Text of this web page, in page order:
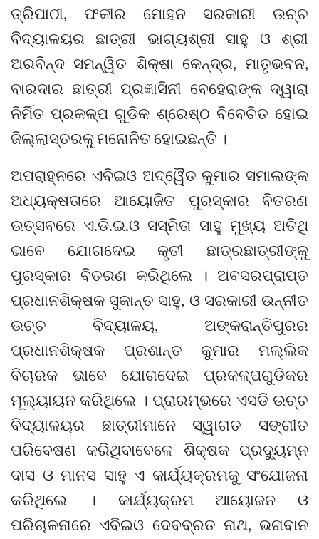
ତ୍ରିପାଠୀ, ଫକୀର ମୋହନ ସରକାରୀ ଉଚ୍ଚ
ବିଦ୍ୟାଳୟର ଛାତ୍ରୀ ଭାଗ୍ୟଶ୍ରୀ ସାହୁ ଓ ଶ୍ରୀ
ଅରବିନ୍ଦ ସମନ୍ୱିତ ଶିକ୍ଷା କେନ୍ଦ୍ର, ମାତୃଭବନ,
ବାରଦାର ଛାତ୍ରୀ ପ୍ରଜ୍ଞାସିନୀ ବେହେରାଙ୍କ ଦ୍ୱାରା
ନିର୍ମିତ ପ୍ରକଳ୍ପ ଗୁଡିକ ଶ୍ରେଷ୍ଠ ବିବେଚିତ ହୋଇ
ଜିଲ୍ଲାସ୍ତରକୁ ମନୋନିତ ହୋଇଛନ୍ତି ।
ଅପରାହ୍ନରେ ଏବିଇଓ ଅଦ୍ୱୈତ କୁମାର ସମାଲଙ୍କ
ଅଧ୍ୟକ୍ଷତାରେ ଆୟୋଜିତ ପୁରସ୍କାର ବିତରଣ
ଉତ୍ସବରେ ଏ.ଡି.ଇ.ଓ ସସ୍ମିତା ସାହୁ ମୁଖ୍ୟ ଅତିଥି
ଭାବେ ଯୋଗଦେଇ କୃତୀ ଛାତ୍ରଛାତ୍ରୀଙ୍କୁ
ପୁରସ୍କାର ବିତରଣ କରିଥିଲେ । ଅବସରପ୍ରାପ୍ତ
ପ୍ରଧାନଶିକ୍ଷକ ସୁକାନ୍ତ ସାହୁ, ଓ ସରକାରୀ ଉନ୍ନୀତ
ଉଚ୍ଚ ବିଦ୍ୟାଳୟ, ଅଙ୍କରାନ୍ତିପୁରର
ପ୍ରଧାନଶିକ୍ଷକ ପ୍ରଶାନ୍ତ କୁମାର ମଲ୍ଲିକ
ବିଚାରକ ଭାବେ ଯୋଗଦେଇ ପ୍ରକଳ୍ପଗୁଡିକର
ମୂଲ୍ୟାୟନ କରିଥିଲେ । ପ୍ରାରମ୍ଭରେ ଏସଡି ଉଚ୍ଚ
ବିଦ୍ୟାଳୟର ଛାତ୍ରୀମାନେ ସ୍ୱାଗତ ସଙ୍ଗୀତ
ପରିବେଷଣ କରିଥିବାବେଳେ ଶିକ୍ଷକ ପ୍ରଦ୍ୟୁମ୍ନ
ଦାସ ଓ ମାନସ ସାହୁ ଏ କାର୍ଯ୍ୟକ୍ରମକୁ ସଂଯୋଜନା
କରିଥିଲେ । କାର୍ଯ୍ୟକ୍ରମ ଆୟୋଜନ ଓ
ପରିଚାଳନାରେ ଏବିଇଓ ଦେବବ୍ରତ ନାଥ, ଭଗବାନ